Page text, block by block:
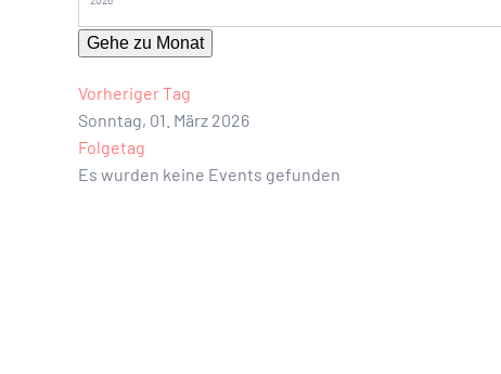
Gehe zu Monat
Vorheriger Tag
Sonntag, 01. März 2026
Folgetag
Es wurden keine Events gefunden